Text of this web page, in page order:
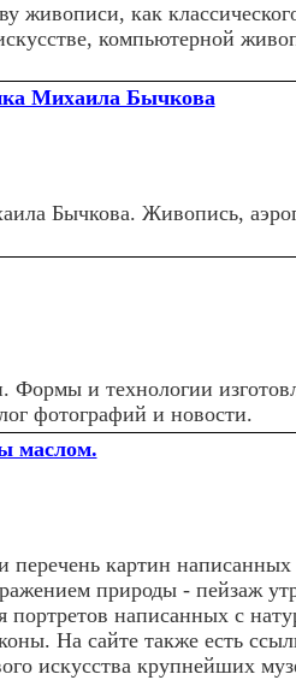
живописи, как
компьютерной
Михаила Бычкова
Бычкова. Живопись,
Формы и технологии
фотографий и новости.
маслом.
перечень картин
природы - пейзаж
портретов написанных с
На сайте также есть
искусства крупнейших